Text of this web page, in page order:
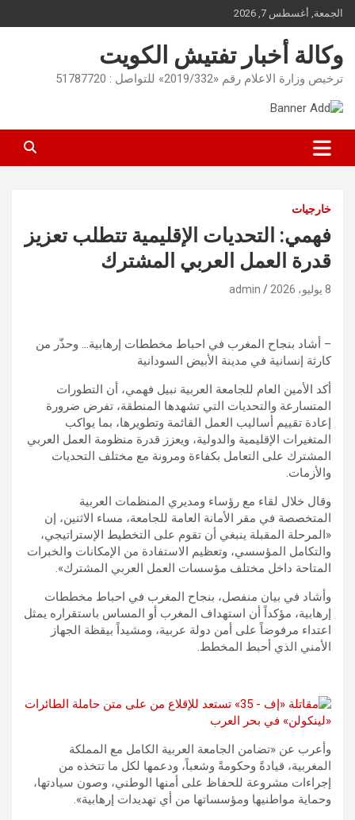
Skip
to
content
الجمعة, أغسطس 7, 2026
وكالة أخبار تفتيش الكويت
ترخيص وزارة الاعلام رقم «2019/332» للتواصل : 51787720
خارجيات
فهمي: التحديات الإقليمية تتطلب تعزيز
قدرة العمل العربي المشترك
8 يوليو، 2026 admin
– أشاد بنجاح المغرب في احباط مخططات إرهابية… وحذّر من
كارثة إنسانية في مدينة الأبيض السودانية
أكد الأمين العام للجامعة العربية نبيل فهمي، أن التطورات
المتسارعة والتحديات التي تشهدها المنطقة، تفرض ضرورة
إعادة تقييم أساليب العمل القائمة وتطويرها، بما يواكب
المتغيرات الإقليمية والدولية، ويعزز قدرة منظومة العمل العربي
المشترك على التعامل بكفاءة ومرونة مع مختلف التحديات
والأزمات.
وقال خلال لقاء مع رؤساء ومديري المنظمات العربية
المتخصصة في مقر الأمانة العامة للجامعة، مساء الاثنين، إن
«المرحلة المقبلة ينبغي أن تقوم على التخطيط الإستراتيجي،
والتكامل المؤسسي، وتعظيم الاستفادة من الإمكانات والخبرات
المتاحة داخل مختلف مؤسسات العمل العربي المشترك».
وأشاد في بيان منفصل، بنجاح المغرب في احباط مخططات
إرهابية، مؤكداً أن استهداف المغرب أو المساس باستقراره يمثل
اعتداء مرفوضاً على أمن دولة عربية، ومشيداً بيقظة الجهاز
الأمني الذي أحبط المخطط.
وأعرب عن «تضامن الجامعة العربية الكامل مع المملكة
المغربية، قيادةً وحكومةً وشعباً، ودعمها لكل ما تتخذه من
إجراءات مشروعة للحفاظ على أمنها الوطني، وصون سيادتها،
وحماية مواطنيها ومؤسساتها من أي تهديدات إرهابية».